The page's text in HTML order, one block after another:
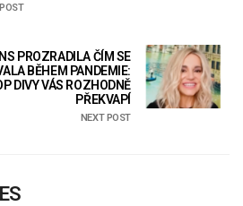
PROZRADILA ČÍM SE
BĚHEM PANDEMIE:
DIVY VÁS ROZHODNĚ
PŘEKVAPÍ
NEXT POST